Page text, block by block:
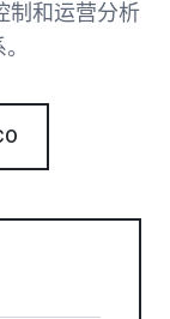
制和运营分析